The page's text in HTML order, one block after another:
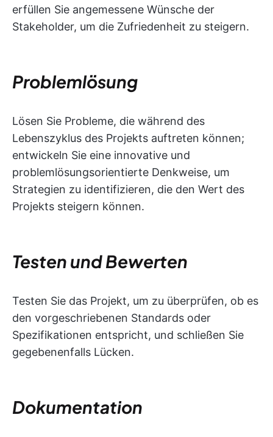
erfüllen Sie angemessene Wünsche der
Stakeholder, um die Zufriedenheit zu steigern.
Problemlösung
Lösen Sie Probleme, die während des
Lebenszyklus des Projekts auftreten können;
entwickeln Sie eine innovative und
problemlösungsorientierte Denkweise, um
Strategien zu identifizieren, die den Wert des
Projekts steigern können.
Testen und Bewerten
Testen Sie das Projekt, um zu überprüfen, ob es
den vorgeschriebenen Standards oder
Spezifikationen entspricht, und schließen Sie
gegebenenfalls Lücken.
Dokumentation